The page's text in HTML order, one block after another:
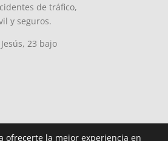
de tráfico,
y seguros.
23 bajo
ofrecerte la mejor experiencia en